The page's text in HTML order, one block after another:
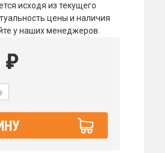
исходя из текущего
цены и наличия
у наших менеджеров.
₽